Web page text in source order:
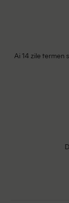
Ai 14 zile termen